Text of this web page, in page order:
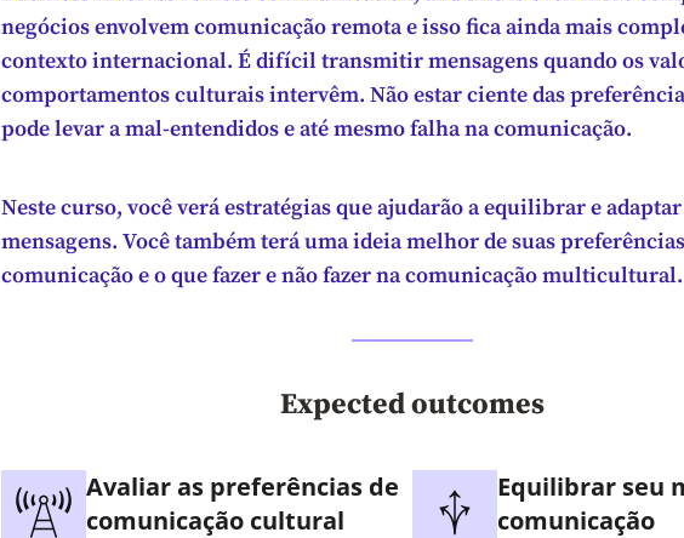
negócios envolvem comunicação remota e isso fica ainda mais
contexto internacional. É difícil transmitir mensagens quando os
comportamentos culturais intervêm. Não estar ciente das
pode levar a mal-entendidos e até mesmo falha na comunicação.
Neste curso, você verá estratégias que ajudarão a equilibrar e adaptar
mensagens. Você também terá uma ideia melhor de suas
comunicação e o que fazer e não fazer na comunicação multicultural.
Expected outcomes
Avaliar as preferências de
comunicação cultural
Equilibrar seu
comunicação